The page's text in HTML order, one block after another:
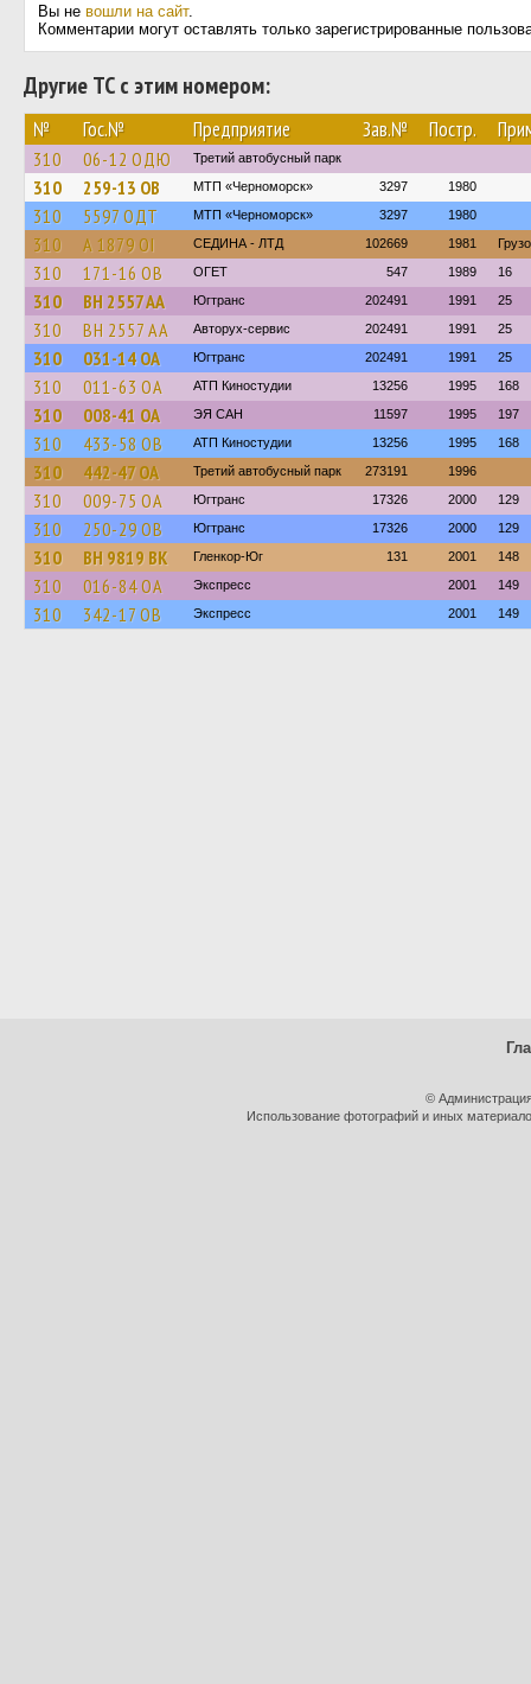
Вы не вошли на сайт.
Комментарии могут оставлять только зарегистрированные
Другие ТС с этим номером:
№ Гос.№ Предприятие Зав.№ Постр.
310 06-12 ОДЮ Третий автобусный парк
310 259-13 ОВ МТП «Черноморск» 3297 1980
310 5597 ОДТ МТП «Черноморск» 3297 1980
310 А 1879 ОІ СЕДИНА - ЛТД 102669 1981
310 171-16 ОВ ОГЕТ 547 1989 16
310 BH 2557 AA Югтранс 202491 1991 25
310 BH 2557 AA Авторух-сервис 202491 1991 25
310 031-14 ОА Югтранс 202491 1991 25
310 011-63 ОА АТП Киностудии 13256 1995 168
310 008-41 ОА ЭЯ САН 11597 1995 197
310 433-58 ОВ АТП Киностудии 13256 1995 168
310 442-47 ОА Третий автобусный парк 273191 1996
310 009-75 ОА Югтранс 17326 2000 129
310 250-29 ОВ Югтранс 17326 2000 129
310 BH 9819 BK Гленкор-Юг 131 2001 148
310 016-84 ОА Экспресс 2001 149
310 342-17 ОВ Экспресс 2001 149
©
Использование фотографий и иных